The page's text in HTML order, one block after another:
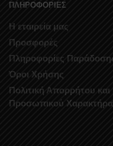
ΠΛΗΡΟΦΟΡΙΕΣ
Η εταιρεία μας
Προσφορές
Πληροφορίες
Όροι Χρήσης
Πολιτική Απορρήτου
Προσωπικού Χαρακτήρα